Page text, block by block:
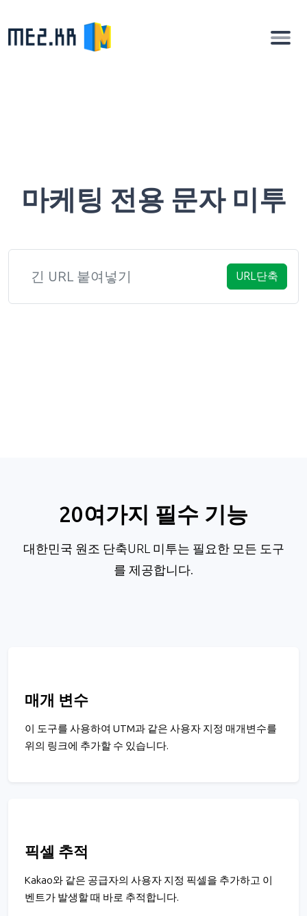
마케팅 전용 문자 미투
URL단축
20여가지 필수 기능
대한민국 원조 단축URL 미투는 필요한 모든 도구
를 제공합니다.
매개 변수
이 도구를 사용하여 UTM과 같은 사용자 지정 매개변수를
위의 링크에 추가할 수 있습니다.
픽셀 추적
Kakao와 같은 공급자의 사용자 지정 픽셀을 추가하고 이
벤트가 발생할 때 바로 추적합니다.